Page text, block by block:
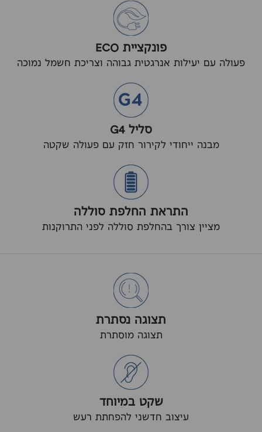
פונקציית ECO
פעולה עם יעילות אנרגטית גבוהה וצריכת חשמל נמוכה
סליל G4
מבנה ייחודי לקירור חזק עם פעולה שקטה
התראת החלפת סוללה
מציין צורך בהחלפת סוללה לפני התרוקנות
תצוגה נסתרת
תצוגה מוסתרת
שקט במיוחד
עיצוב חדשני להפחתת רעש